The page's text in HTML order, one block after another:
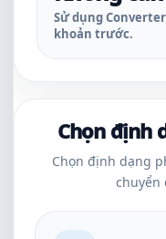
Sử dụng
khoản trước.
Chọn định
Chọn định dạng
chuyển